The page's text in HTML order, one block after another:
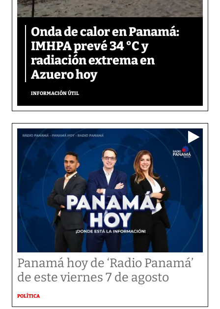
Onda de calor en Panamá:
IMHPA prevé 34 °C y
radiación extrema en
Azuero hoy
INFORMACIÓN ÚTIL
Panamá hoy de ‘Radio Panamá’
de este viernes 7 de agosto
POLÍTICA